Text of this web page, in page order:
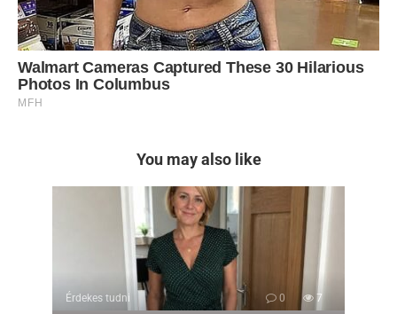
You may also like
Érdekes tudni 0 7